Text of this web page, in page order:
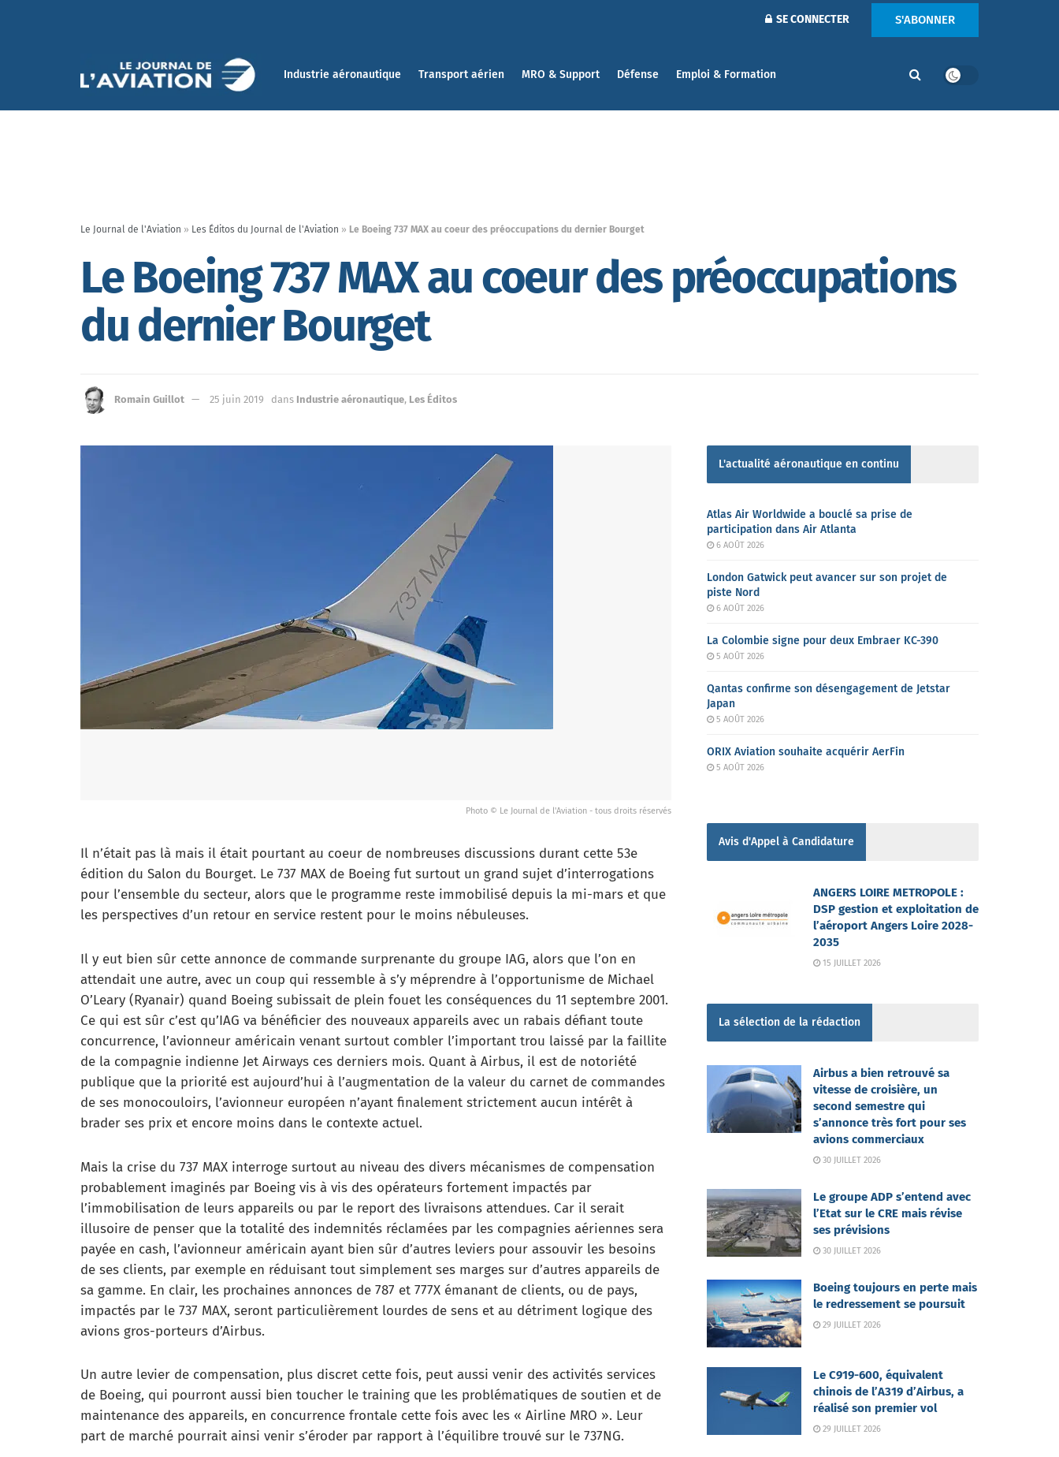
SE CONNECTER S'ABONNER
Industrie aéronautique Transport aérien MRO & Support Défense Emploi & Formation
Le Journal de l'Aviation » Les Éditos du Journal de l'Aviation » Le Boeing 737 MAX au coeur des préoccupations du dernier Bourget
Le Boeing 737 MAX au coeur des préoccupations
du dernier Bourget
Romain Guillot 25 juin 2019 dans Industrie aéronautique, Les Éditos
Photo © Le Journal de l'Aviation - tous droits réservés
Il n’était pas là mais il était pourtant au coeur de nombreuses discussions durant cette 53e
édition du Salon du Bourget. Le 737 MAX de Boeing fut surtout un grand sujet d’interrogations
pour l’ensemble du secteur, alors que le programme reste immobilisé depuis la mi-mars et que
les perspectives d’un retour en service restent pour le moins nébuleuses.
Il y eut bien sûr cette annonce de commande surprenante du groupe IAG, alors que l’on en
attendait une autre, avec un coup qui ressemble à s’y méprendre à l’opportunisme de Michael
O’Leary (Ryanair) quand Boeing subissait de plein fouet les conséquences du 11 septembre 2001.
Ce qui est sûr c’est qu’IAG va bénéficier des nouveaux appareils avec un rabais défiant toute
concurrence, l’avionneur américain venant surtout combler l’important trou laissé par la faillite
de la compagnie indienne Jet Airways ces derniers mois. Quant à Airbus, il est de notoriété
publique que la priorité est aujourd’hui à l’augmentation de la valeur du carnet de commandes
de ses monocouloirs, l’avionneur européen n’ayant finalement strictement aucun intérêt à
brader ses prix et encore moins dans le contexte actuel.
Mais la crise du 737 MAX interroge surtout au niveau des divers mécanismes de compensation
probablement imaginés par Boeing vis à vis des opérateurs fortement impactés par
l’immobilisation de leurs appareils ou par le report des livraisons attendues. Car il serait
illusoire de penser que la totalité des indemnités réclamées par les compagnies aériennes sera
payée en cash, l’avionneur américain ayant bien sûr d’autres leviers pour assouvir les besoins
de ses clients, par exemple en réduisant tout simplement ses marges sur d’autres appareils de
sa gamme. En clair, les prochaines annonces de 787 et 777X émanant de clients, ou de pays,
impactés par le 737 MAX, seront particulièrement lourdes de sens et au détriment logique des
avions gros-porteurs d’Airbus.
Un autre levier de compensation, plus discret cette fois, peut aussi venir des activités services
de Boeing, qui pourront aussi bien toucher le training que les problématiques de soutien et de
maintenance des appareils, en concurrence frontale cette fois avec les « Airline MRO ». Leur
part de marché pourrait ainsi venir s’éroder par rapport à l’équilibre trouvé sur le 737NG.
L'actualité aéronautique en continu
Atlas Air Worldwide a bouclé sa prise de
participation dans Air Atlanta
6 AOÛT 2026
London Gatwick peut avancer sur son projet de
piste Nord
6 AOÛT 2026
La Colombie signe pour deux Embraer KC-390
5 AOÛT 2026
Qantas confirme son désengagement de Jetstar
Japan
5 AOÛT 2026
ORIX Aviation souhaite acquérir AerFin
5 AOÛT 2026
Avis d'Appel à Candidature
ANGERS LOIRE METROPOLE :
DSP gestion et exploitation de
l’aéroport Angers Loire 2028-
2035
15 JUILLET 2026
La sélection de la rédaction
Airbus a bien retrouvé sa
vitesse de croisière, un
second semestre qui
s’annonce très fort pour ses
avions commerciaux
30 JUILLET 2026
Le groupe ADP s’entend avec
l’Etat sur le CRE mais révise
ses prévisions
30 JUILLET 2026
Boeing toujours en perte mais
le redressement se poursuit
29 JUILLET 2026
Le C919-600, équivalent
chinois de l’A319 d’Airbus, a
réalisé son premier vol
29 JUILLET 2026